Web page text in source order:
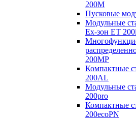
200M
Пусковые
Модульные
Ex-зон ET
200MP
Компактные
200AL
Модульные
200pro
Компактные
200ecoPN